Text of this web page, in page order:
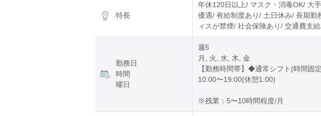
特長
年休120日以上/ マスク・消毒OK/ 大
優遇/ 有給制度あり/ 土日休み/ 長期勤
ィスが禁煙/ 社会保険あり/ 交通費支
勤務日
時間
曜日
週5
月, 火, 水, 木, 金
【勤務時間帯】◆通常シフト(時間固
10:00〜19:00(休憩1:00)
※残業：5〜10時間程度/月